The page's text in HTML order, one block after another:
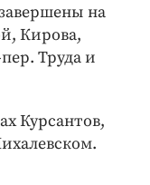
на
Кирова,
Труда и
Курсантов,